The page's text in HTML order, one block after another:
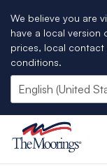
We believe you are
have a local version
prices, local contact
conditions.